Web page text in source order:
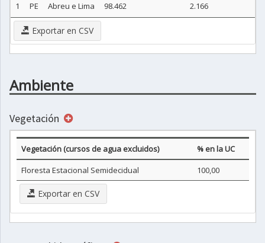
1
PE Abreu e Lima 98.462 2.166
Exportar en CSV
Ambiente
Vegetación
Vegetación (cursos de agua excluidos)
% en la UC
Floresta Estacional Semidecidual
100,00
Exportar en CSV